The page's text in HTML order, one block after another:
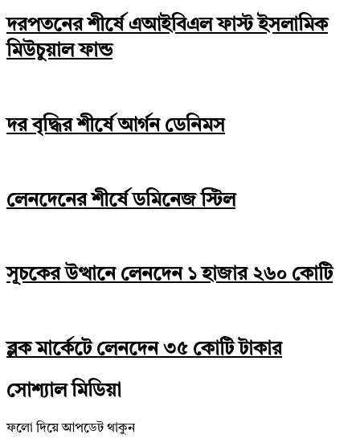
দরপতনের শীর্ষে এআইবিএল ফাস্ট ইসলামিক
মিউচুয়াল ফান্ড
দর বৃদ্ধির শীর্ষে আর্গন ডেনিমস
লেনদেনের শীর্ষে ডমিনেজ স্টিল
সূচকের উত্থানে লেনদেন ১ হাজার ২৬০ কোটি
ব্লক মার্কেটে লেনদেন ৩৫ কোটি টাকার
সোশ্যাল মিডিয়া
ফলো দিয়ে আপডেট থাকুন